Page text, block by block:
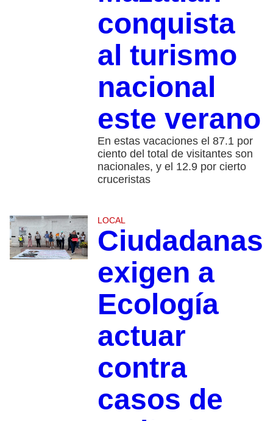
conquista
al turismo
nacional
este verano
En estas vacaciones el 87.1 por
ciento del total de visitantes son
nacionales, y el 12.9 por cierto
cruceristas
LOCAL
Ciudadanas
exigen a
Ecología
actuar
contra
casos de